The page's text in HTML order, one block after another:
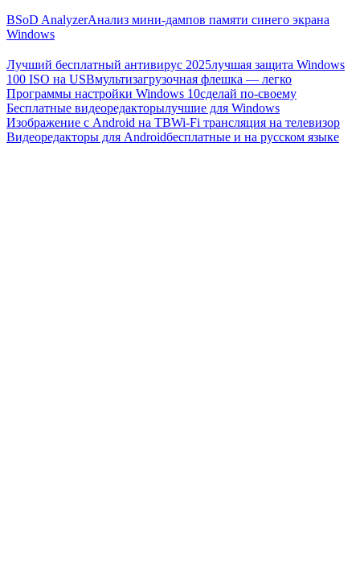
BSoD AnalyzerАнализ мини-дампов памяти синего экрана
Windows
Лучший бесплатный антивирус 2025лучшая защита Windows
100 ISO на USBмультизагрузочная флешка — легко
Программы настройки Windows 10сделай по-своему
Бесплатные видеоредакторылучшие для Windows
Изображение с Android на ТВWi-Fi трансляция на телевизор
Видеоредакторы для Androidбесплатные и на русском языке